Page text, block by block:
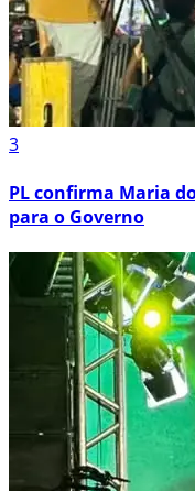
3
PL confirma Maria
para o Governo